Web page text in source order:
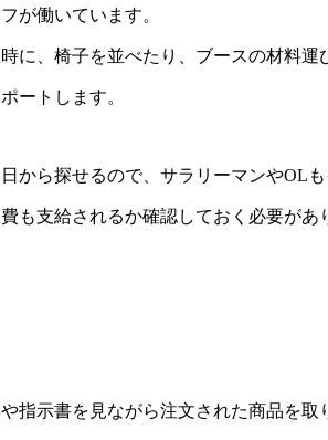
が働いています。
に、椅子を並べたり、ブースの材料運
ートします。
から探せるので、サラリーマンやOL
も支給されるか確認しておく必要があ
指示書を見ながら注文された商品を取